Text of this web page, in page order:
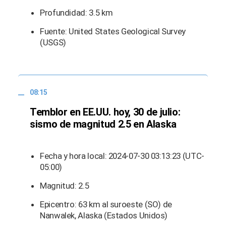
Profundidad: 3.5 km
Fuente: United States Geological Survey
(USGS)
08:15
Temblor en EE.UU. hoy, 30 de julio:
sismo de magnitud 2.5 en Alaska
Fecha y hora local: 2024-07-30 03:13:23 (UTC-
05:00)
Magnitud: 2.5
Epicentro: 63 km al suroeste (SO) de
Nanwalek, Alaska (Estados Unidos)